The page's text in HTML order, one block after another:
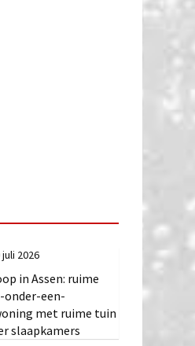
juli 2026
in Assen: ruime
onder-een-
met ruime tuin
slaapkamers